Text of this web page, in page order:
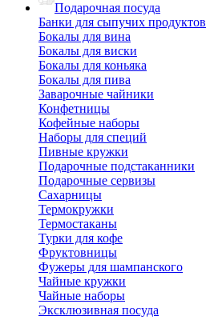
Подарочная посуда
Банки для сыпучих продуктов
Бокалы для вина
Бокалы для виски
Бокалы для коньяка
Бокалы для пива
Заварочные чайники
Конфетницы
Кофейные наборы
Наборы для специй
Пивные кружки
Подарочные подстаканники
Подарочные сервизы
Сахарницы
Термокружки
Термостаканы
Турки для кофе
Фруктовницы
Фужеры для шампанского
Чайные кружки
Чайные наборы
Эксклюзивная посуда